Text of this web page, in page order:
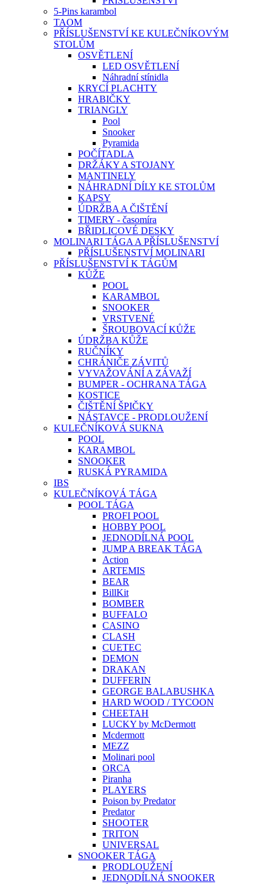
5-Pins karambol
TAOM
PŘÍSLUŠENSTVÍ KE KULEČNÍKOVÝM
STOLŮM
OSVĚTLENÍ
LED OSVĚTLENÍ
Náhradní stínidla
KRYCÍ PLACHTY
HRABIČKY
TRIANGLY
Pool
Snooker
Pyramida
POČÍTADLA
DRŽÁKY A STOJANY
MANTINELY
NÁHRADNÍ DÍLY KE STOLŮM
KAPSY
ÚDRŽBA A ČIŠTĚNÍ
TIMERY - časomíra
BŘIDLICOVÉ DESKY
MOLINARI TÁGA A PŘÍSLUŠENSTVÍ
PŘÍSLUŠENSTVÍ MOLINARI
PŘÍSLUŠENSTVÍ K TÁGŮM
KŮŽE
POOL
KARAMBOL
SNOOKER
VRSTVENÉ
ŠROUBOVACÍ KŮŽE
ÚDRŽBA KŮŽE
RUČNÍKY
CHRÁNIČE ZÁVITŮ
VYVAŽOVÁNÍ A ZÁVAŽÍ
BUMPER - OCHRANA TÁGA
KOSTICE
ČIŠTĚNÍ ŠPIČKY
NÁSTAVCE - PRODLOUŽENÍ
KULEČNÍKOVÁ SUKNA
POOL
KARAMBOL
SNOOKER
RUSKÁ PYRAMIDA
IBS
KULEČNÍKOVÁ TÁGA
POOL TÁGA
PROFI POOL
HOBBY POOL
JEDNODÍLNÁ POOL
JUMP A BREAK TÁGA
Action
ARTEMIS
BEAR
BillKit
BOMBER
BUFFALO
CASINO
CLASH
CUETEC
DEMON
DRAKAN
DUFFERIN
GEORGE BALABUSHKA
HARD WOOD / TYCOON
CHEETAH
LUCKY by McDermott
Mcdermott
MEZZ
Molinari pool
ORCA
Piranha
PLAYERS
Poison by Predator
Predator
SHOOTER
TRITON
UNIVERSAL
SNOOKER TÁGA
PRODLOUŽENÍ
JEDNODÍLNÁ SNOOKER